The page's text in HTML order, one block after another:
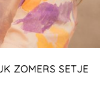
ZOMERS SETJE